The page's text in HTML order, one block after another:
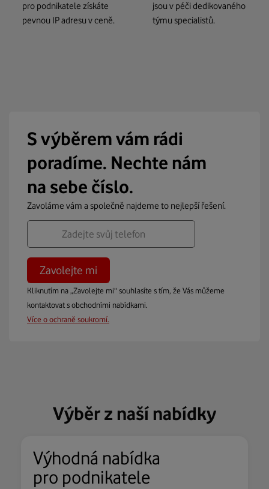
pro podnikatele získáte
pevnou IP adresu v ceně.
jsou v péči dedikovaného
týmu specialistů.
S výběrem vám rádi
poradíme. Nechte nám
na sebe číslo.
Zavoláme vám a společně najdeme to nejlepší řešení.
Zavolejte mi
Kliknutím na „Zavolejte mi“ souhlasíte s tím, že Vás můžeme
kontaktovat s obchodními nabídkami.
Více o ochraně soukromí.
Výběr z naší nabídky
Výhodná nabídka
pro podnikatele